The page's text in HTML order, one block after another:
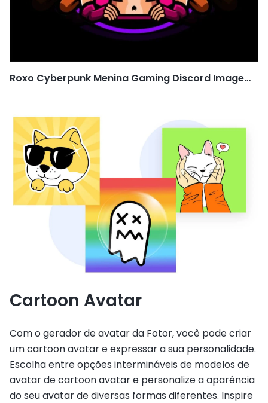
Roxo Cyberpunk Menina Gaming Discord Imagem
Cartoon Avatar
Com o gerador de avatar da Fotor, você pode criar
um cartoon avatar e expressar a sua personalidade.
Escolha entre opções intermináveis de modelos de
avatar de cartoon avatar e personalize a aparência
do seu avatar de diversas formas diferentes. Inspire